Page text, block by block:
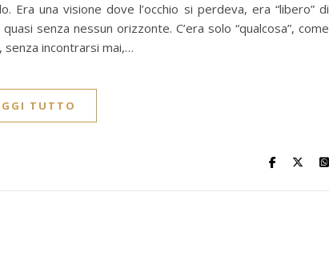
una visione dove l’occhio si perdeva, era “libero” di
senza nessun orizzonte. C’era solo “qualcosa”, come
senza incontrarsi mai,…
TUTTO